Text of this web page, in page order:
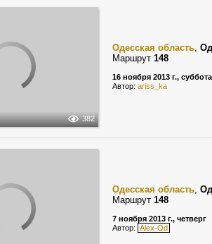
382
Одесская область,
Маршрут 148
16 ноября 2013 г., суббота
Автор: ariss_ka
Одесская область,
Маршрут 148
7 ноября 2013 г., четверг
Автор: Alex-Od